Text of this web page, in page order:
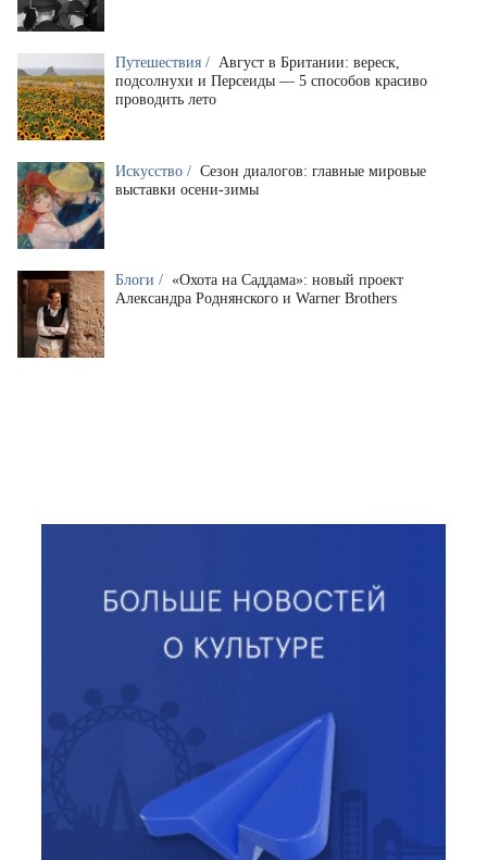
Путешествия / Август в Британии: вереск,
подсолнухи и Персеиды — 5 способов красиво
проводить лето
Искусство / Сезон диалогов: главные мировые
выставки осени-зимы
Блоги / «Охота на Саддама»: новый проект
Александра Роднянского и Warner Brothers